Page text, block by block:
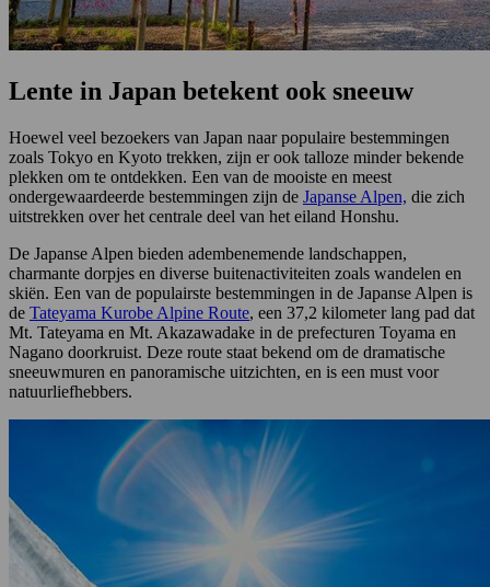
Lente in Japan betekent ook sneeuw
Hoewel veel bezoekers van Japan naar populaire bestemmingen
zoals Tokyo en Kyoto trekken, zijn er ook talloze minder bekende
plekken om te ontdekken. Een van de mooiste en meest
ondergewaardeerde bestemmingen zijn de Japanse Alpen, die zich
uitstrekken over het centrale deel van het eiland Honshu.
De Japanse Alpen bieden adembenemende landschappen,
charmante dorpjes en diverse buitenactiviteiten zoals wandelen en
skiën. Een van de populairste bestemmingen in de Japanse Alpen is
de Tateyama Kurobe Alpine Route, een 37,2 kilometer lang pad dat
Mt. Tateyama en Mt. Akazawadake in de prefecturen Toyama en
Nagano doorkruist. Deze route staat bekend om de dramatische
sneeuwmuren en panoramische uitzichten, en is een must voor
natuurliefhebbers.